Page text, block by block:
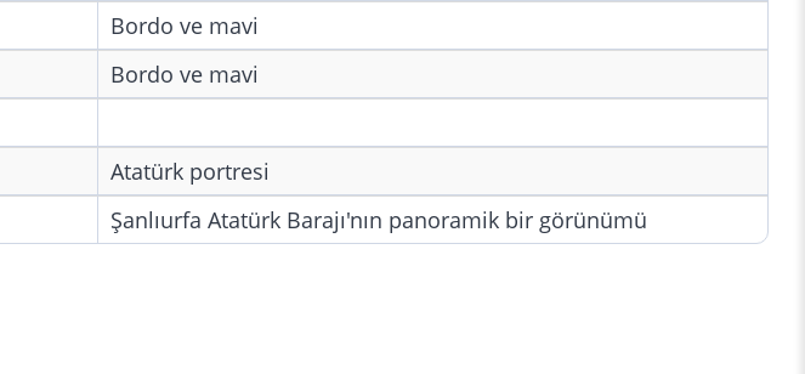
Bordo ve mavi
Bordo ve mavi
Atatürk portresi
Şanlıurfa Atatürk Barajı'nın panoramik bir görünümü